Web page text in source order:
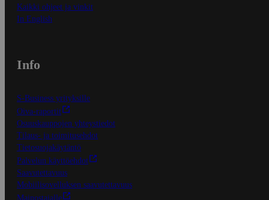
Kaikki ohjeet ja vinkit
In English
Info
S-Business yrityksille
Oiva-raportit
Osuuskauppojen yhteystiedot
Tilaus- ja toimitusehdot
Tietosuojakäytäntö
Palvelun käyttöehdot
Saavutettavuus
Mobiilisovelluksen saavutettavuus
Mainostajalle